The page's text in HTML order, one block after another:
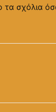
τα σχόλια